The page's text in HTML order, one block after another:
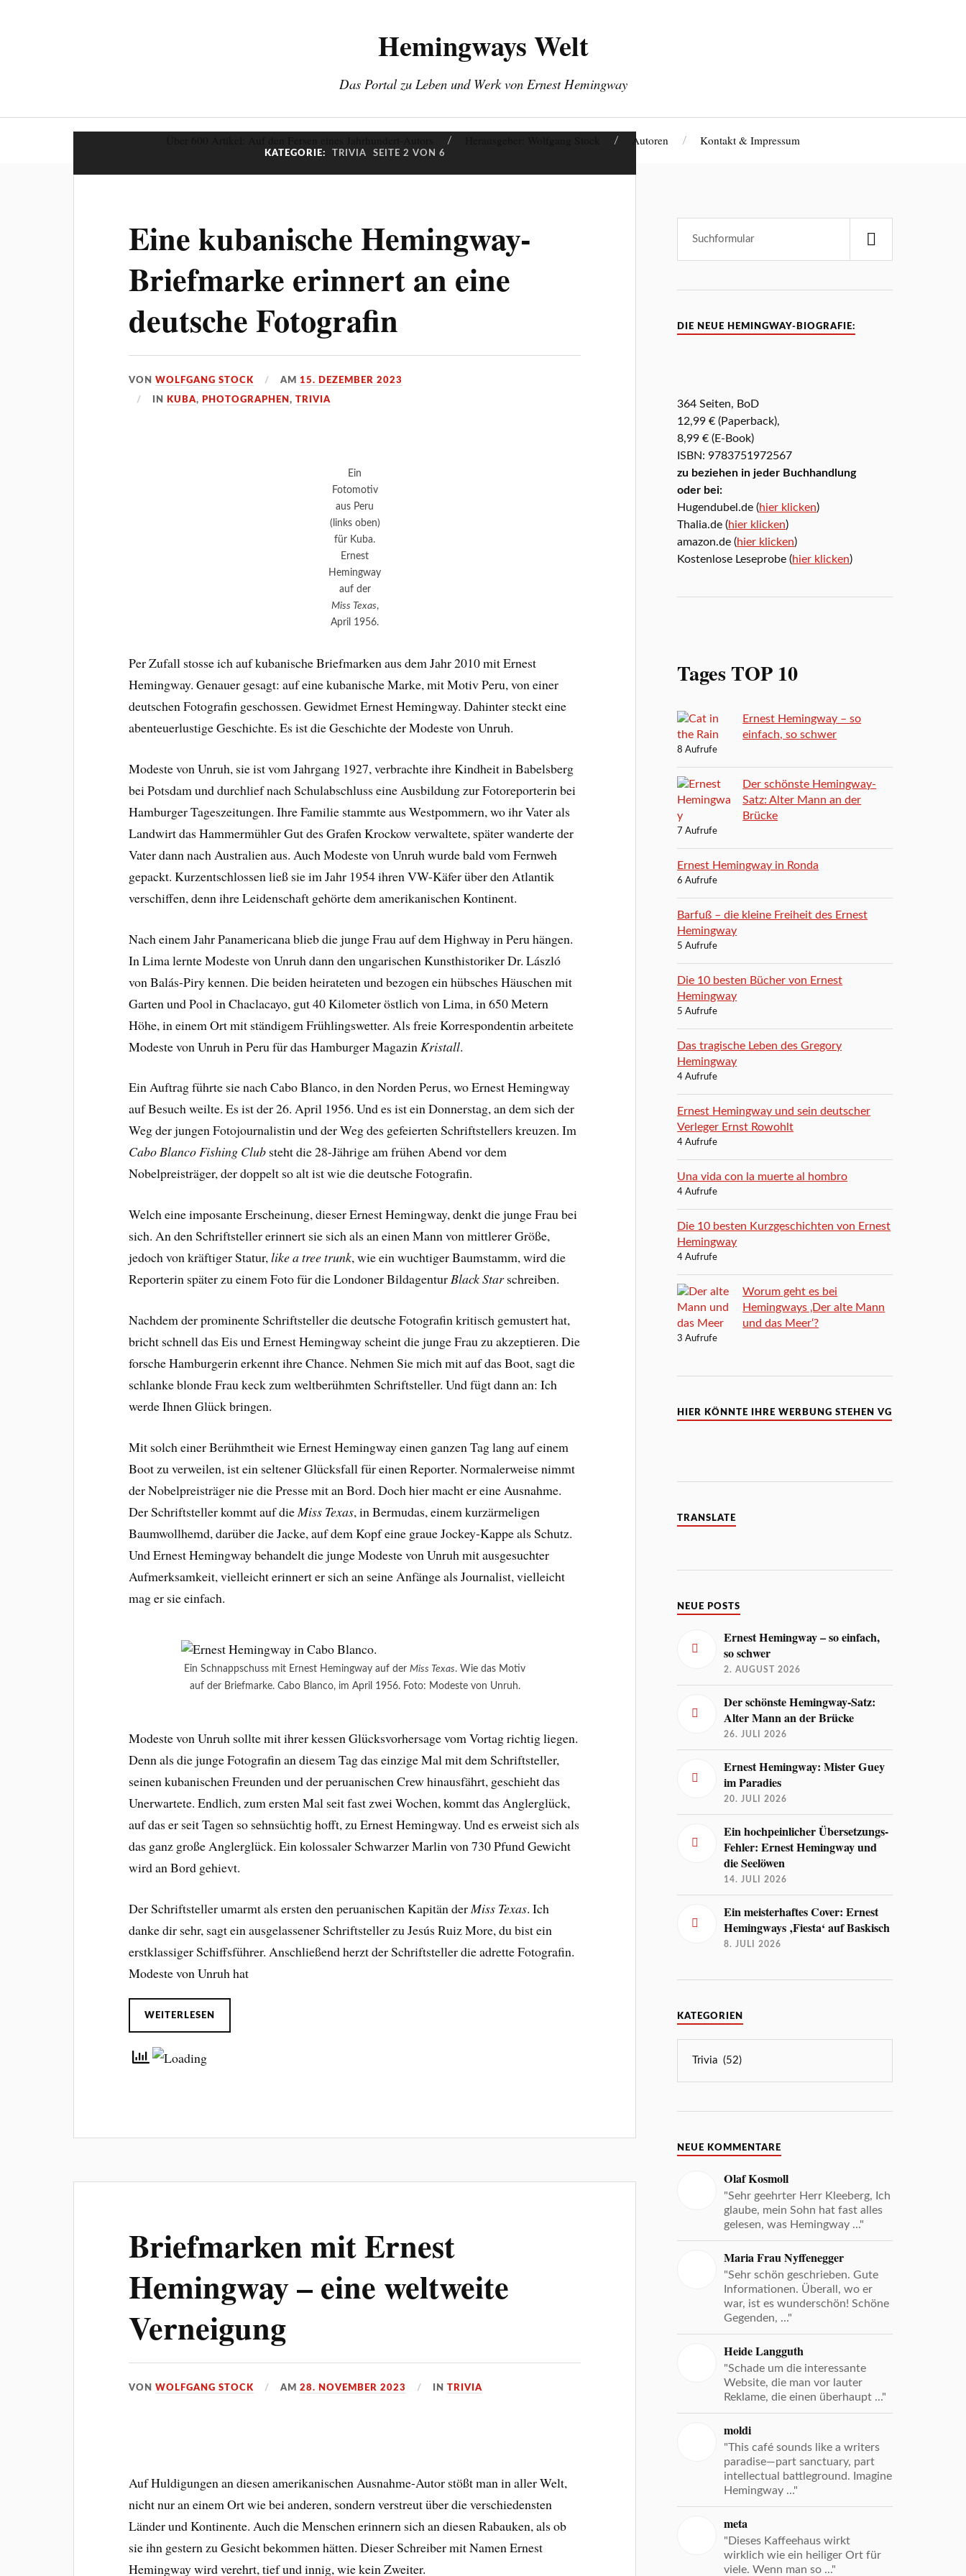
Hemingways Welt
Das Portal zu Leben und Werk von Ernest Hemingway
Autoren Kontakt & Impressum
KATEGORIE: TRIVIA SEITE 2 VON 6
Eine kubanische Hemingway-
Briefmarke erinnert an eine
deutsche Fotografin
VONWOLFGANG STOCK AM15. DEZEMBER 2023
IN KUBA, PHOTOGRAPHEN,TRIVIA
Ein
Fotomotiv
aus Peru
(links oben)
für Kuba.
Ernest
Hemingway
auf der
Miss Texas,
April 1956.
Per Zufall stosse ich auf kubanische Briefmarken aus dem Jahr 2010 mit Ernest
Hemingway. Genauer gesagt: auf eine kubanische Marke, mit Motiv Peru, von einer
deutschen Fotografin geschossen. Gewidmet Ernest Hemingway. Dahinter steckt eine
abenteuerlustige Geschichte. Es ist die Geschichte der Modeste von Unruh.
Modeste von Unruh, sie ist vom Jahrgang 1927, verbrachte ihre Kindheit in Babelsberg
bei Potsdam und durchlief nach Schulabschluss eine Ausbildung zur Fotoreporterin bei
Hamburger Tageszeitungen. Ihre Familie stammte aus Westpommern, wo ihr Vater als
Landwirt das Hammermühler Gut des Grafen Krockow verwaltete, später wanderte der
Vater dann nach Australien aus. Auch Modeste von Unruh wurde bald vom Fernweh
gepackt. Kurzentschlossen ließ sie im Jahr 1954 ihren VW-Käfer über den Atlantik
verschiffen, denn ihre Leidenschaft gehörte dem amerikanischen Kontinent.
Nach einem Jahr Panamericana blieb die junge Frau auf dem Highway in Peru hängen.
In Lima lernte Modeste von Unruh dann den ungarischen Kunsthistoriker Dr. László
von Balás-Piry kennen. Die beiden heirateten und bezogen ein hübsches Häuschen mit
Garten und Pool in Chaclacayo, gut 40 Kilometer östlich von Lima, in 650 Metern
Höhe, in einem Ort mit ständigem Frühlingswetter. Als freie Korrespondentin arbeitete
Modeste von Unruh in Peru für das Hamburger Magazin Kristall.
Ein Auftrag führte sie nach Cabo Blanco, in den Norden Perus, wo Ernest Hemingway
auf Besuch weilte. Es ist der 26. April 1956. Und es ist ein Donnerstag, an dem sich der
Weg der jungen Fotojournalistin und der Weg des gefeierten Schriftstellers kreuzen. Im
Cabo BlancoFishing Club steht die 28-Jährige am frühen Abend vor dem
Nobelpreisträger, der doppelt so alt ist wie die deutsche Fotografin.
Welch eine imposante Erscheinung, dieser Ernest Hemingway, denkt die junge Frau bei
sich. An den Schriftsteller erinnert sie sich als an einen Mann von mittlerer Größe,
jedoch von kräftiger Statur,like a tree trunk, wie ein wuchtiger Baumstamm, wird die
Reporterin später zu einem Foto für die Londoner BildagenturBlack Starschreiben.
Nachdem der prominente Schriftsteller die deutsche Fotografin kritisch gemustert hat,
bricht schnell das Eis und Ernest Hemingway scheint die junge Frau zu akzeptieren. Die
forsche Hamburgerin erkennt ihre Chance. Nehmen Sie mich mit auf das Boot, sagt die
schlanke blonde Frau keck zum weltberühmten Schriftsteller. Und fügt dann an: Ich
werde Ihnen Glück bringen.
Mit solch einer Berühmtheit wie Ernest Hemingway einen ganzen Tag lang auf einem
Boot zu verweilen, ist ein seltener Glücksfall für einen Reporter. Normalerweise nimmt
der Nobelpreisträger nie die Presse mit an Bord. Doch hier macht er eine Ausnahme.
Der Schriftsteller kommt auf die Miss Texas, in Bermudas, einem kurzärmeligen
Baumwollhemd, darüber die Jacke, auf dem Kopf eine graue Jockey-Kappe als Schutz.
Und Ernest Hemingway behandelt die junge Modeste von Unruh mit ausgesuchter
Aufmerksamkeit, vielleicht erinnert er sich an seine Anfänge als Journalist, vielleicht
mag er sie einfach.
Ein Schnappschuss mit Ernest Hemingway auf derMiss Texas. Wie das Motiv
auf der Briefmarke. Cabo Blanco, im April 1956. Foto: Modeste von Unruh.
Modeste von Unruh sollte mit ihrer kessen Glücksvorhersage vom Vortag richtig liegen.
Denn als die junge Fotografin an diesem Tag das einzige Mal mit dem Schriftsteller,
seinen kubanischen Freunden und der peruanischen Crew hinausfährt, geschieht das
Unerwartete. Endlich, zum ersten Mal seit fast zwei Wochen, kommt das Anglerglück,
auf das er seit Tagen so sehnsüchtig hofft, zu Ernest Hemingway. Und es erweist sich als
das ganz große Anglerglück. Ein kolossaler Schwarzer Marlin von 730 Pfund Gewicht
wird an Bord gehievt.
Der Schriftsteller umarmt als ersten den peruanischen Kapitän der Miss Texas. Ich
danke dir sehr, sagt ein ausgelassener Schriftsteller zu Jesús Ruiz More, du bist ein
erstklassiger Schiffsführer. Anschließend herzt der Schriftsteller die adrette Fotografin.
Modeste von Unruh hat
WEITERLESEN
Briefmarken mit Ernest
Hemingway – eine weltweite
Verneigung
VONWOLFGANG STOCK AM28. NOVEMBER 2023 INTRIVIA
Auf Huldigungen an diesen amerikanischen Ausnahme-Autor stößt man in aller Welt,
nicht nur an einem Ort wie bei anderen, sondern verstreut über die verschiedensten
Länder und Kontinente. Auch die Menschen erinnern sich an diesen Rabauken, als ob
sie ihn gestern zu Gesicht bekommen hätten. Dieser Schreiber mit Namen Ernest
Hemingway wird verehrt, tief und innig, wie kein Zweiter.
DIE NEUE HEMINGWAY-BIOGRAFIE:
364 Seiten, BoD
12,99 € (Paperback),
8,99 € (E-Book)
ISBN: 9783751972567
zu beziehen in jeder Buchhandlung
oder bei:
Hugendubel.de (hier klicken)
Thalia.de (hier klicken)
amazon.de (hier klicken)
Kostenlose Leseprobe (hier klicken)
Tages TOP 10
Ernest Hemingway – so
einfach, so schwer
8 Aufrufe
Der schönste Hemingway-
Satz: Alter Mann an der
Brücke
7 Aufrufe
Ernest Hemingway in Ronda
6 Aufrufe
Barfuß – die kleine Freiheit des Ernest
Hemingway
5 Aufrufe
Die 10 besten Bücher von Ernest
Hemingway
5 Aufrufe
Das tragische Leben des Gregory
Hemingway
4 Aufrufe
Ernest Hemingway und sein deutscher
Verleger Ernst Rowohlt
4 Aufrufe
Una vida con la muerte al hombro
4 Aufrufe
Die 10 besten Kurzgeschichten von Ernest
Hemingway
4 Aufrufe
Worum geht es bei
Hemingways ‚Der alte Mann
und das Meer‘?
3 Aufrufe
HIER KÖNNTE IHRE WERBUNG STEHEN VG
TRANSLATE
NEUE POSTS
Ernest Hemingway – so einfach,
so schwer
2. AUGUST 2026
Der schönste Hemingway-Satz:
Alter Mann an der Brücke
26. JULI 2026
Ernest Hemingway: Mister Guey
im Paradies
20. JULI 2026
Ein hochpeinlicher Übersetzungs-
Fehler: Ernest Hemingway und
die Seelöwen
14. JULI 2026
Ein meisterhaftes Cover: Ernest
Hemingways ‚Fiesta‘ auf Baskisch
8. JULI 2026
KATEGORIEN
NEUE KOMMENTARE
Olaf Kosmoll
"Sehr geehrter Herr Kleeberg, Ich
glaube, mein Sohn hat fast alles
gelesen, was Hemingway ..."
Maria Frau Nyffenegger
"Sehr schön geschrieben. Gute
Informationen. Überall, wo er
war, ist es wunderschön! Schöne
Gegenden, ..."
Heide Langguth
"Schade um die interessante
Website, die man vor lauter
Reklame, die einen überhaupt ..."
moldi
"This café sounds like a writers
paradise—part sanctuary, part
intellectual battleground. Imagine
Hemingway ..."
meta
"Dieses Kaffeehaus wirkt
wirklich wie ein heiliger Ort für
viele. Wenn man so ..."